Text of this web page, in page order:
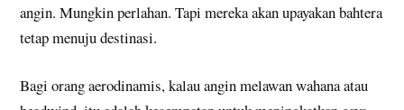
angin. Mungkin perlahan. Tapi mereka akan upayakan bahtera
tetap menuju destinasi.
Bagi orang aerodinamis, kalau angin melawan wahana atau